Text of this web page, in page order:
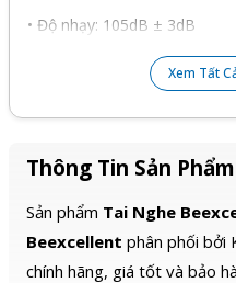
Thông Tin Sản Phẩm
Sản phẩm Tai Nghe
Beexcellent phân phối bởi
chính hãng, giá tốt và bảo
• Độ nhạy: 105dB ± 3dB
• Trở kháng: 32Ω ± 15
• Dải tần: 15Hz-20KHz
• Dây dài: 2.2m
Microphone
• Microphone thu âm đa
Xem Tất